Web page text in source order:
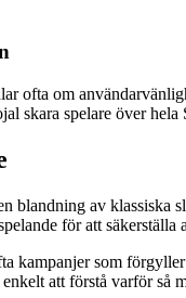
ofta om
skara spelare över hela
blandning av klassiska
för att
kampanjer som
att förstå varför